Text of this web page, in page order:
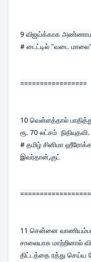
9 விஜய்க்காக
# டைட்டில் "வடை மாலை"
=================
10 வெள்ளத்தால்
ரூ. 70 லட்சம்  நிதியுதவி.
# தமிழ் சினிமா
இவர்தான்,குட்
11 சென்னை
சாலையாக மாற்றினால்
திட்டத்தை ரத்து செய்ய